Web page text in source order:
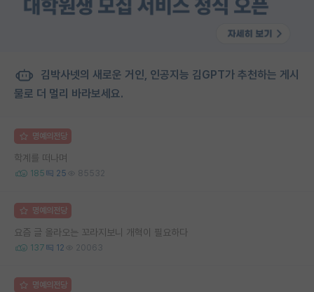
김박사넷의 새로운 거인, 인공지능 김GPT가 추천하는 게시
물로 더 멀리 바라보세요.
명예의전당
학계를 떠나며
185 25 85532
명예의전당
요즘 글 올라오는 꼬라지보니 개혁이 필요하다
137 12 20063
명예의전당